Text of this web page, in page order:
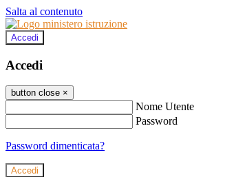
Salta al contenuto
Accedi
Accedi
button close ×
Nome Utente
Password
Password dimenticata?